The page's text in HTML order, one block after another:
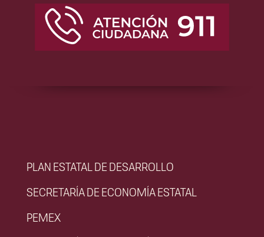
PLAN ESTATAL DE DESARROLLO
SECRETARÍA DE ECONOMÍA ESTATAL
PEMEX